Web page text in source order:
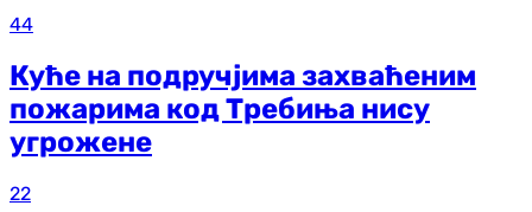
44
Куће на подручјима захваћеним
пожарима код Требиња нису
угрожене
22